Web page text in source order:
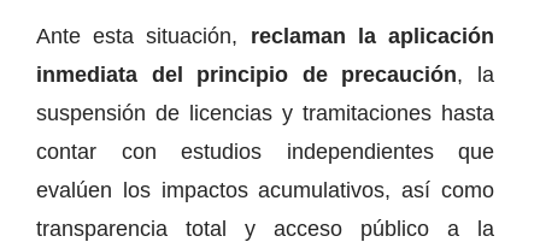
Ante esta situación, reclaman la aplicación
inmediata del principio de precaución, la
suspensión de licencias y tramitaciones hasta
contar con estudios independientes que
evalúen los impactos acumulativos, así como
transparencia total y acceso público a la